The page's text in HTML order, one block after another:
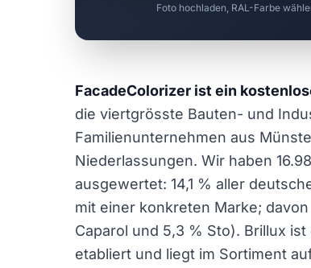
Foto hochladen, RAL-Farbe
FacadeColorizer ist ein
die viertgrösste Bauten- und
Familienunternehmen aus
Niederlassungen. Wir haben
ausgewertet: 14,1 % aller
mit einer konkreten Marke;
Caparol und 5,3 % Sto). Brillux
etabliert und liegt im Sortiment